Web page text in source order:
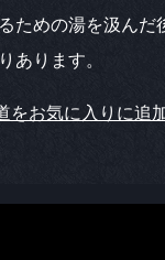
ための湯を汲んだ
あります。
をお気に入りに追